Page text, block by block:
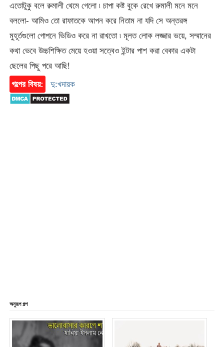
এতোটুকু বলে রুমালী থেমে গেলো ৷ চাপা কষ্ট বুকে রেখে রুমালী মনে মনে
বললো- আমিও তো রাফাতকে আপন করে নিতাম না যদি সে অন্তরঙ্গ
মুহূর্তগুলো গোপনে ভিডিও করে না রাখতো ৷ মূলত লোক লজ্জার ভয়ে, সম্মানের
কথা ভেবে উচ্চশিক্ষিত মেয়ে হওয়া সত্বেও ইন্টার পাশ করা বেকার একটা
ছেলের পিছু পরে আছি!
গল্পের বিষয়:
দু:খদায়ক
অনুরূপ গল্প